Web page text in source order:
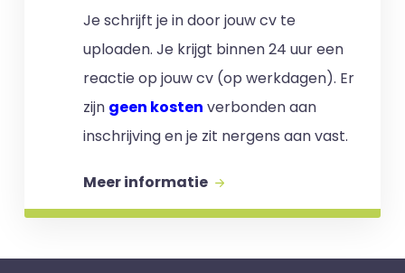
Je schrijft je in door jouw cv te
uploaden. Je krijgt binnen 24 uur een
reactie op jouw cv (op werkdagen). Er
zijn geen kosten verbonden aan
inschrijving en je zit nergens aan vast.
Meer informatie